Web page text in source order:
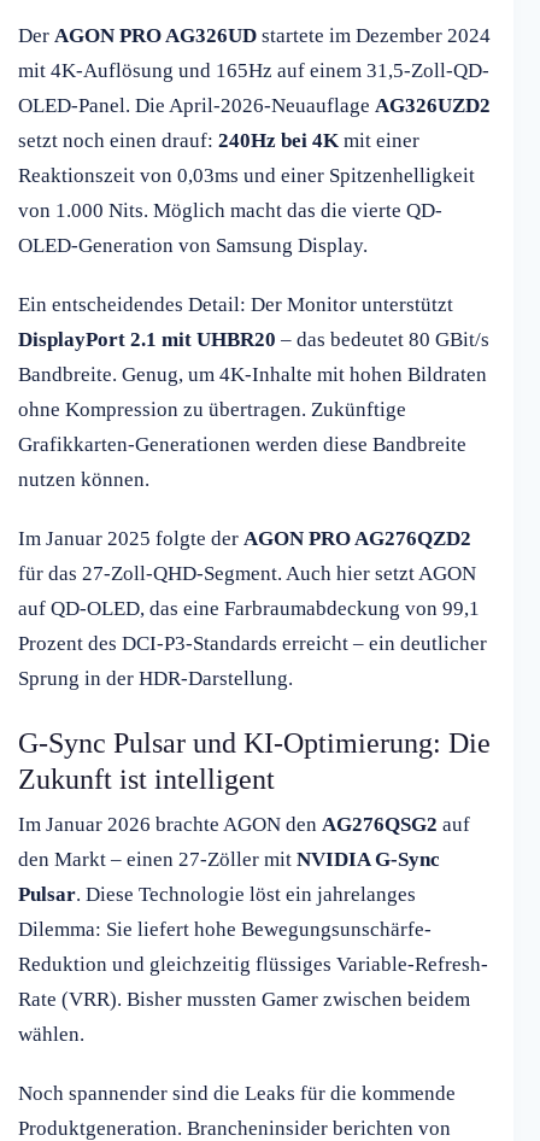
Der AGON PRO AG326UD startete im Dezember 2024
mit 4K-Auflösung und 165Hz auf einem 31,5-Zoll-QD-
OLED-Panel. Die April-2026-Neuauflage AG326UZD2
setzt noch einen drauf: 240Hz bei 4K mit einer
Reaktionszeit von 0,03ms und einer Spitzenhelligkeit
von 1.000 Nits. Möglich macht das die vierte QD-
OLED-Generation von Samsung Display.
Ein entscheidendes Detail: Der Monitor unterstützt
DisplayPort 2.1 mit UHBR20 – das bedeutet 80 GBit/s
Bandbreite. Genug, um 4K-Inhalte mit hohen Bildraten
ohne Kompression zu übertragen. Zukünftige
Grafikkarten-Generationen werden diese Bandbreite
nutzen können.
Im Januar 2025 folgte der AGON PRO AG276QZD2
für das 27-Zoll-QHD-Segment. Auch hier setzt AGON
auf QD-OLED, das eine Farbraumabdeckung von 99,1
Prozent des DCI-P3-Standards erreicht – ein deutlicher
Sprung in der HDR-Darstellung.
G-Sync Pulsar und KI-Optimierung: Die
Zukunft ist intelligent
Im Januar 2026 brachte AGON den AG276QSG2 auf
den Markt – einen 27-Zöller mit NVIDIA G-Sync
Pulsar. Diese Technologie löst ein jahrelanges
Dilemma: Sie liefert hohe Bewegungsunschärfe-
Reduktion und gleichzeitig flüssiges Variable-Refresh-
Rate (VRR). Bisher mussten Gamer zwischen beidem
wählen.
Noch spannender sind die Leaks für die kommende
Produktgeneration. Brancheninsider berichten von